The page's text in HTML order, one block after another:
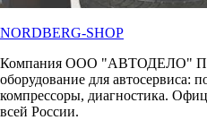
NORDBERG-SHOP
Компания ООО "АВТОДЕЛО"
оборудование для автосервиса:
компрессоры, диагностика.
всей России.